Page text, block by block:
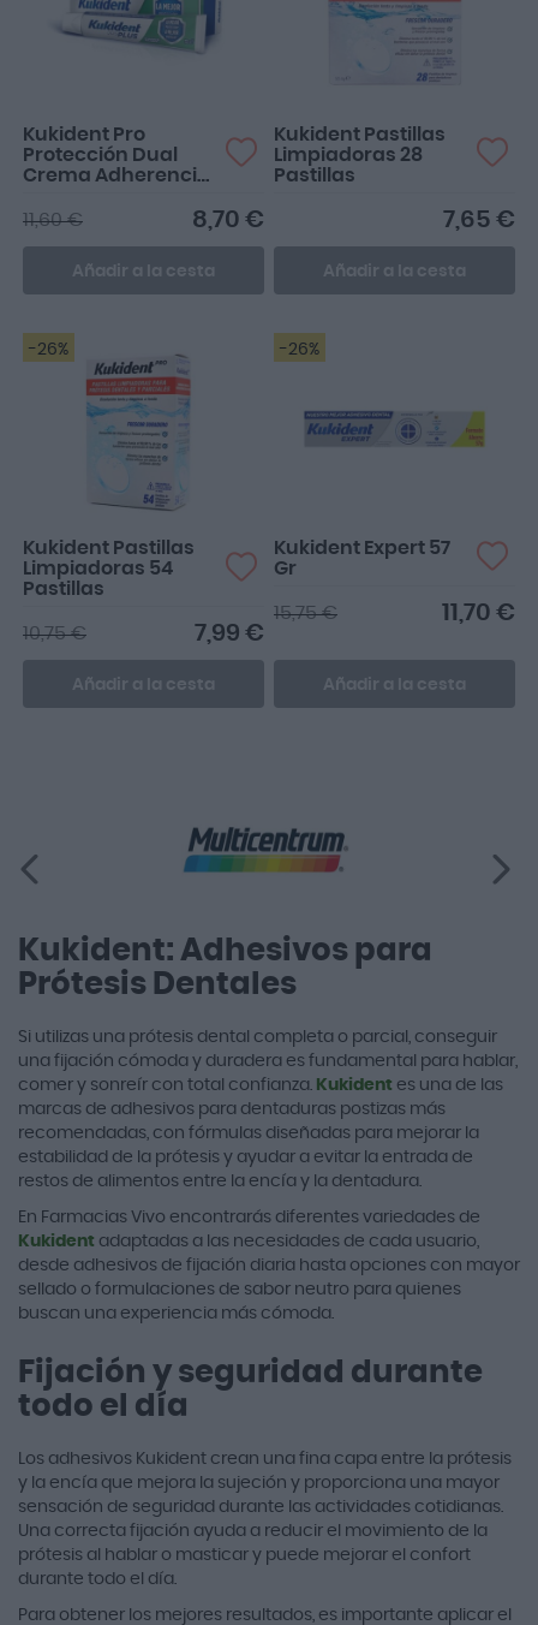
Kukident Pro
Protección Dual
Crema Adherencia
8,70 €
11,60 €
Añadir a la cesta
Kukident Pastillas
Limpiadoras 28
Pastillas
7,65 €
Añadir a la cesta
-26%
Kukident Pastillas
Limpiadoras 54
Pastillas
7,99 €
10,75 €
Añadir a la cesta
-26%
Kukident Expert 57
Gr
11,70 €
15,75 €
Añadir a la cesta
Kukident: Adhesivos para
Prótesis Dentales
Si utilizas una prótesis dental completa o parcial, conseguir
una fijación cómoda y duradera es fundamental para hablar,
comer y sonreír con total confianza. Kukident es una de las
marcas de adhesivos para dentaduras postizas más
recomendadas, con fórmulas diseñadas para mejorar la
estabilidad de la prótesis y ayudar a evitar la entrada de
restos de alimentos entre la encía y la dentadura.
En Farmacias Vivo encontrarás diferentes variedades de
Kukident adaptadas a las necesidades de cada usuario,
desde adhesivos de fijación diaria hasta opciones con mayor
sellado o formulaciones de sabor neutro para quienes
buscan una experiencia más cómoda.
Fijación y seguridad durante
todo el día
Los adhesivos Kukident crean una fina capa entre la prótesis
y la encía que mejora la sujeción y proporciona una mayor
sensación de seguridad durante las actividades cotidianas.
Una correcta fijación ayuda a reducir el movimiento de la
prótesis al hablar o masticar y puede mejorar el confort
durante todo el día.
Para obtener los mejores resultados, es importante aplicar el